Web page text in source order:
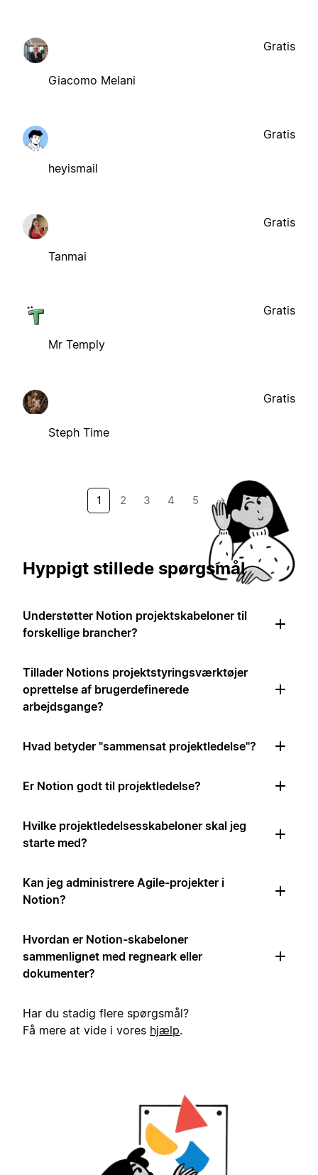
Giacomo Melani
Gratis
heyismail
Gratis
Tanmai
Gratis
Mr Temply
Gratis
Steph Time
Gratis
1 2 3 4 5 →
Hyppigt stillede spørgsmål
Understøtter Notion projektskabeloner til
forskellige brancher?
Tillader Notions projektstyringsværktøjer
oprettelse af brugerdefinerede
arbejdsgange?
Hvad betyder "sammensat projektledelse"?
Er Notion godt til projektledelse?
Hvilke projektledelsesskabeloner skal jeg
starte med?
Kan jeg administrere Agile-projekter i
Notion?
Hvordan er Notion-skabeloner
sammenlignet med regneark eller
dokumenter?
Har du stadig flere spørgsmål?
Få mere at vide i vores hjælp.